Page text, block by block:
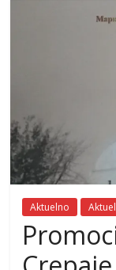
Aktuelno